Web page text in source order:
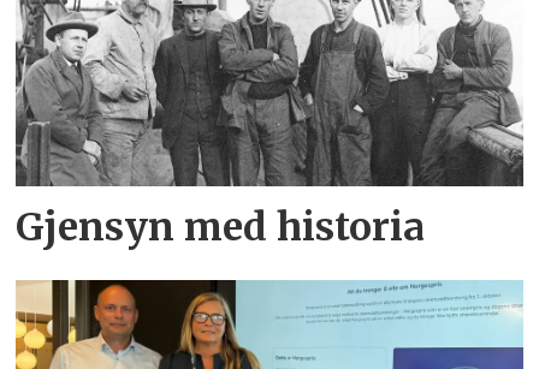
Gjensyn med historia